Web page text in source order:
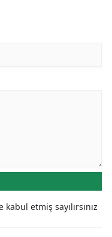
Niğde
kabul etmiş sayılırsınız